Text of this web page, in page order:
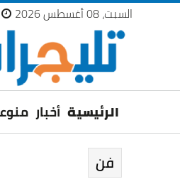
السبت، 08 أغسطس 2026
الرئيسية أخبار
فن